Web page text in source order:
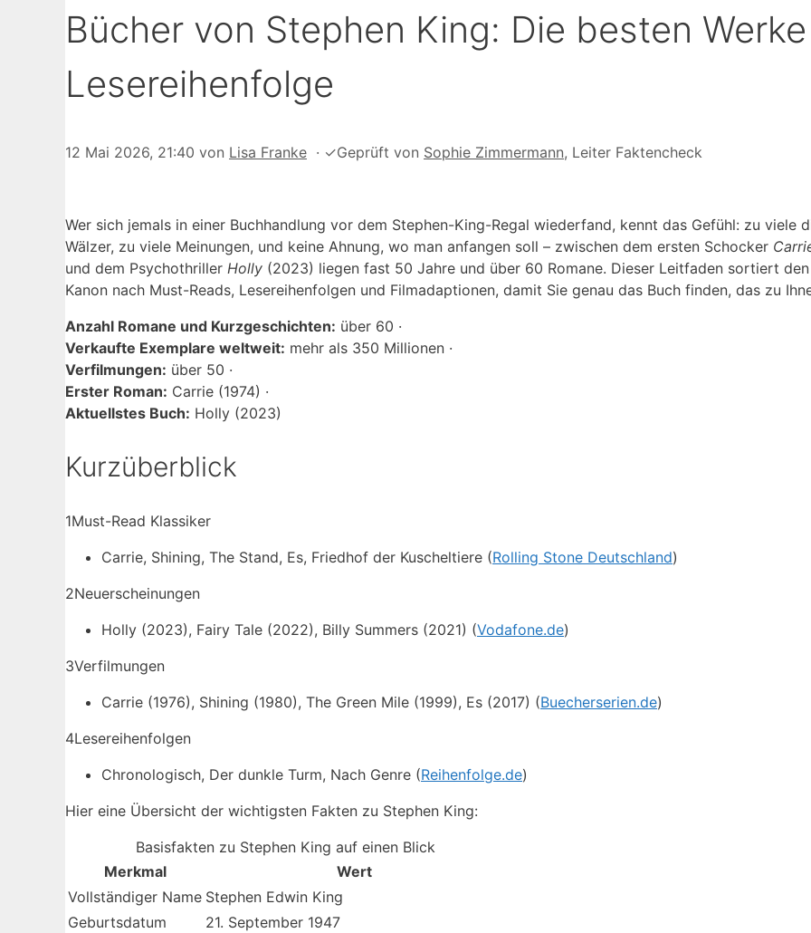
Bücher von Stephen King: Die besten
Lesereihenfolge
12 Mai 2026, 21:40 von Lisa Franke · ✓Geprüft von Sophie Zimmermann, Leiter Faktencheck
Wer sich jemals in einer Buchhandlung vor dem Stephen-King-Regal wiederfand, kennt das Gefühl: zu viele
Wälzer, zu viele Meinungen, und keine Ahnung, wo man anfangen soll – zwischen dem ersten Schocker
und dem Psychothriller Holly (2023) liegen fast 50 Jahre und über 60 Romane. Dieser Leitfaden sortiert
Kanon nach Must-Reads, Lesereihenfolgen und Filmadaptionen, damit Sie genau das Buch finden, das zu
Anzahl Romane und Kurzgeschichten: über 60 ·
Verkaufte Exemplare weltweit: mehr als 350 Millionen ·
Verfilmungen: über 50 ·
Erster Roman: Carrie (1974) ·
Aktuellstes Buch: Holly (2023)
Kurzüberblick
1Must-Read Klassiker
Carrie, Shining, The Stand, Es, Friedhof der Kuscheltiere (Rolling Stone Deutschland)
2Neuerscheinungen
Holly (2023), Fairy Tale (2022), Billy Summers (2021) (Vodafone.de)
3Verfilmungen
Carrie (1976), Shining (1980), The Green Mile (1999), Es (2017) (Buecherserien.de)
4Lesereihenfolgen
Chronologisch, Der dunkle Turm, Nach Genre (Reihenfolge.de)
Hier eine Übersicht der wichtigsten Fakten zu Stephen King:
Basisfakten zu Stephen King auf einen Blick
Merkmal
Wert
Vollständiger Name Stephen Edwin King
Geburtsdatum
21. September 1947